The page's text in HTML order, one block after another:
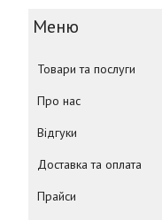
Товари та послуги
Про нас
Відгуки
Доставка та оплата
Прайси